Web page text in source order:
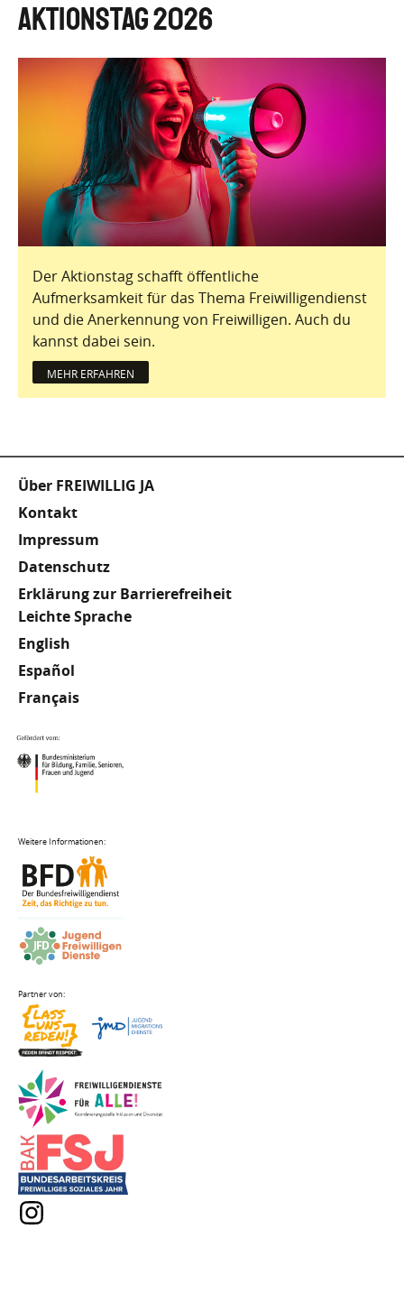
Aktionstag 2026
Der Aktionstag schafft öffentliche
Aufmerksamkeit für das Thema Freiwilligendienst
und die Anerkennung von Freiwilligen. Auch du
kannst dabei sein.
MEHR ERFAHREN
Fußzeile
Über FREIWILLIG JA
Kontakt
Impressum
Datenschutz
Erklärung zur Barrierefreiheit
Meta
Footer
Leichte Sprache
English
Español
Français